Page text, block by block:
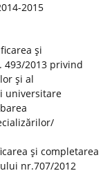
2015
şi
2013 privind
şi al
universitare
şi completarea
nr.707/2012